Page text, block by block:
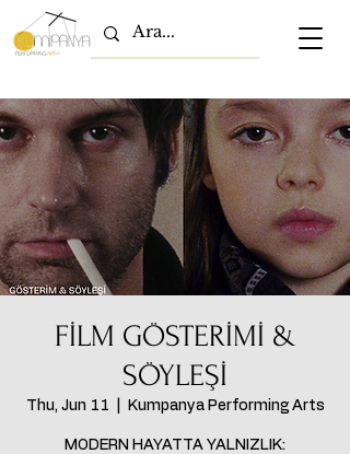
FİLM GÖSTERİMİ &
SÖYLEŞİ
Thu, Jun 11 Kumpanya Performing Arts
MODERN HAYATTA YALNIZLIK: